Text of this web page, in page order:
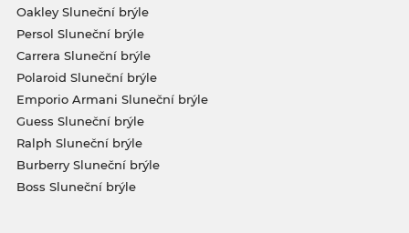
Oakley Sluneční brýle
Persol Sluneční brýle
Carrera Sluneční brýle
Polaroid Sluneční brýle
Emporio Armani Sluneční brýle
Guess Sluneční brýle
Ralph Sluneční brýle
Burberry Sluneční brýle
Boss Sluneční brýle